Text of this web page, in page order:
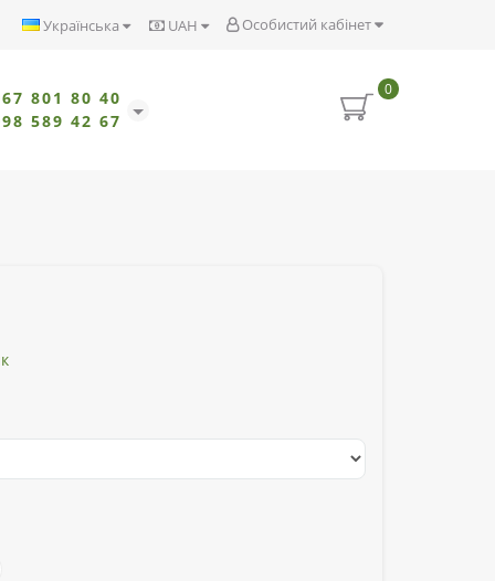
Особистий кабінет
UAH
Українська
801 80 40
589 42 67
0